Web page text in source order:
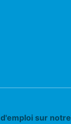
sur notre